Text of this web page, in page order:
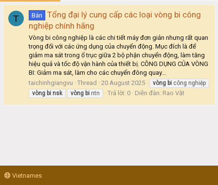
T Bán
Tổng đại lý cung cấp các loại vòng bi công
nghiệp chính hãng
Vòng bi công nghiệp là các chi tiết máy đơn giản nhưng rất quan
trọng đối với các ứng dụng của chuyển động. Mục đích là để
giảm ma sát trong ổ trục giữa 2 bộ phận chuyển động, làm tăng
hiệu quả và tốc độ vận hành của thiết bị. CÔNG DỤNG CỦA VÒNG
BI: Giảm ma sát, làm cho các chuyển đông quay...
taichinhgiangvu
Thread 20 August 2025 vòng bi công nghiệp
vòng bi nsk vòng bi ntn Trả lời: 0 Diễn đàn: Rao Vặt
Vietnames